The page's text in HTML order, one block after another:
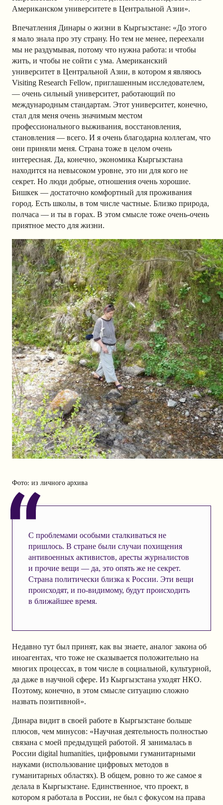
Американском университете в Центральной Азии».
Впечатления Динары о жизни в Кыргызстане: «До этого
я мало знала про эту страну. Но тем не менее, переехали
мы не раздумывая, потому что нужна работа: и чтобы
жить, и чтобы не сойти с ума. Американский
университет в Центральной Азии, в котором я являюсь
Visiting Research Fellow, приглашенным исследователем,
— очень сильный университет, работающий по
международным стандартам. Этот университет, конечно,
стал для меня очень значимым местом
профессионального выживания, восстановления,
становления — всего. И я очень благодарна коллегам, что
они приняли меня. Страна тоже в целом очень
интересная. Да, конечно, экономика Кыргызстана
находится на невысоком уровне, это ни для кого не
секрет. Но люди добрые, отношения очень хорошие.
Бишкек — достаточно комфортный для проживания
город. Есть школы, в том числе частные. Близко природа,
полчаса — и ты в горах. В этом смысле тоже очень-очень
приятное место для жизни.
Фото: из личного архива
С проблемами особыми сталкиваться не
пришлось. В стране были случаи похищения
антивоенных активистов, аресты журналистов
и прочие вещи — да, это опять же не секрет.
Страна политически близка к России. Эти вещи
происходят, и по-видимому, будут происходить
в ближайшее время.
Недавно тут был принят, как вы знаете, аналог закона об
иноагентах, что тоже не сказывается положительно на
многих процессах, в том числе в социальной, культурной,
да даже в научной сфере. Из Кыргызстана уходят НКО.
Поэтому, конечно, в этом смысле ситуацию сложно
назвать позитивной».
Динара видит в своей работе в Кыргызстане больше
плюсов, чем минусов: «Научная деятельность полностью
связана с моей предыдущей работой. Я занималась в
России digital humanities, цифровыми гуманитарными
науками (использование цифровых методов в
гуманитарных областях). В общем, ровно то же самое я
делала в Кыргызстане. Единственное, что проект, в
котором я работала в России, не был с фокусом на права